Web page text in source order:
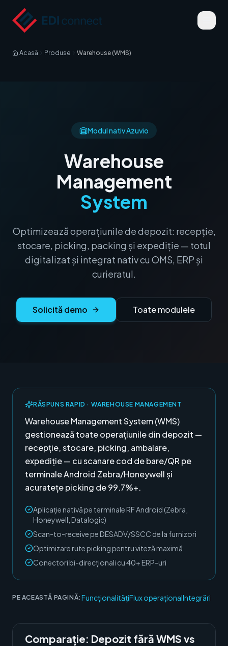
Acasă Produse Warehouse (WMS)
Modul nativ Azuvio
Warehouse
Management
System
Optimizează operațiunile de depozit: recepție,
stocare, picking, packing și expediție — totul
digitalizat și integrat nativ cu OMS, ERP și
curieratul.
Solicită demo Toate modulele
RĂSPUNS RAPID · WAREHOUSE MANAGEMENT
Warehouse Management System (WMS)
gestionează toate operațiunile din depozit —
recepție, stocare, picking, ambalare,
expediție — cu scanare cod de bare/QR pe
terminale Android Zebra/Honeywell și
acuratețe picking de 99.7%+.
Aplicație nativă pe terminale RF Android (Zebra,
Honeywell, Datalogic)
Scan-to-receive pe DESADV/SSCC de la furnizori
Optimizare rute picking pentru viteză maximă
Conectori bi-direcționali cu 40+ ERP-uri
PE ACEASTĂ PAGINĂ: FuncționalitățiFlux operaționalIntegrări
Comparație: Depozit fără WMS vs